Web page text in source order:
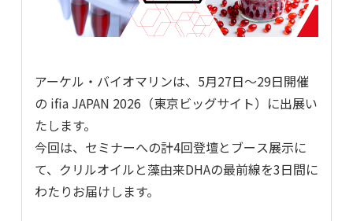
アーケル・バイオマリンは、5月27日～29日開催
の ifia JAPAN 2026（東京ビッグサイト）に出展い
たします。
今回は、セミナーへの計4回登壇とブース展示に
て、クリルオイルと藻由来DHAの最前線を3日間に
わたりお届けします。